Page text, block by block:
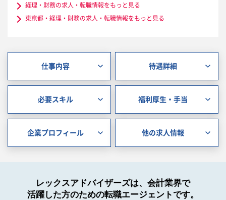
経理・財務の求人・転職情報をもっと見る
東京都・経理・財務の求人・転職情報をもっと見る
仕事内容 待遇詳細
必要スキル 福利厚生・手当
企業プロフィール 他の求人情報
レックスアドバイザーズは、会計業界で
活躍した方のための転職エージェントです。